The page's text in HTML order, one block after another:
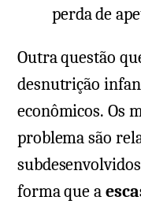
perda de
Outra questão
desnutrição
econômicos. Os
problema são
forma que a